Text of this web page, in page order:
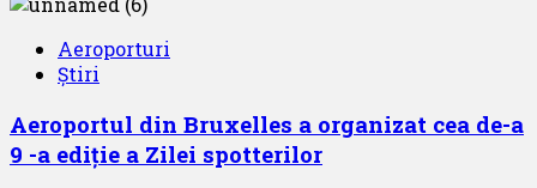
Aeroporturi
Știri
Aeroportul din Bruxelles a organizat cea de-a
9 -a ediție a Zilei spotterilor